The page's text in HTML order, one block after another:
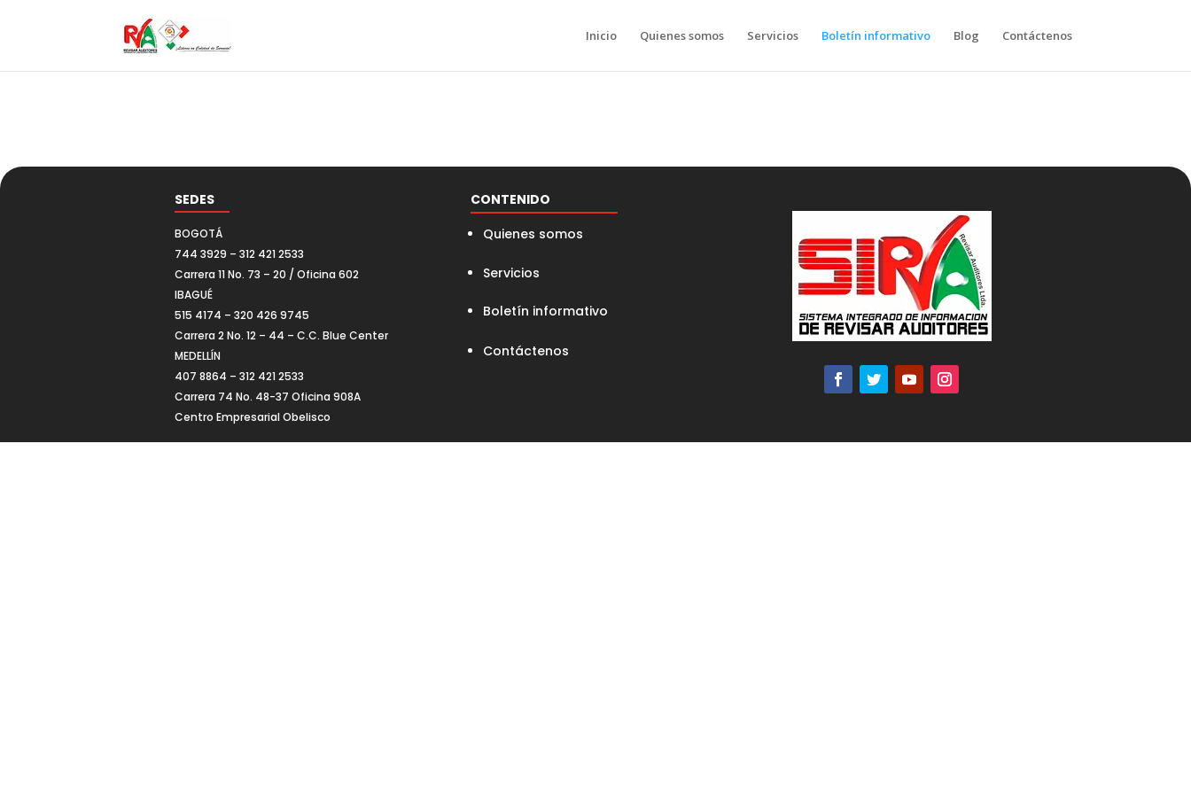
Inicio Quienes somos Servicios Boletín informativo Blog Contáctenos
SEDES
BOGOTÁ
744 3929 – 312 421 2533
Carrera 11 No. 73 – 20 / Oficina 602
IBAGUÉ
515 4174 – 320 426 9745
Carrera 2 No. 12 – 44 – C.C. Blue Center
MEDELLÍN
407 8864 – 312 421 2533
Carrera 74 No. 48-37 Oficina 908A
Centro Empresarial Obelisco
CONTENIDO
Quienes somos
Servicios
Boletín informativo
Contáctenos